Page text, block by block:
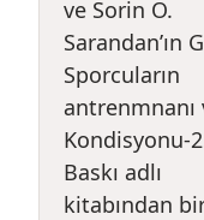
ve Sorin O.
Sarandan’ın
Sporcuların
antrenmnanı
Kondisyonu-
Baskı adlı
kitabından